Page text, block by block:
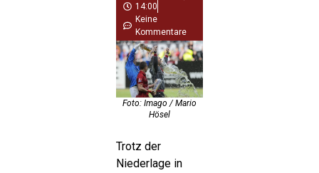
14:00
Keine
Kommentare
Foto: Imago / Mario
Hösel
Trotz der
Niederlage in